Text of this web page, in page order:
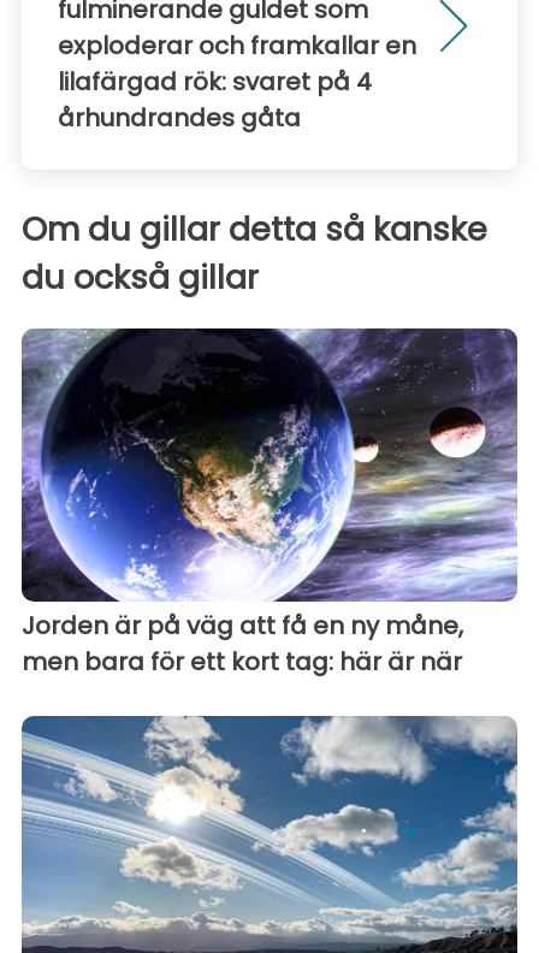
fulminerande guldet som
exploderar och framkallar en
lilafärgad rök: svaret på 4
århundrandes gåta
Om du gillar detta så kanske
du också gillar
Jorden är på väg att få en ny måne,
men bara för ett kort tag: här är när